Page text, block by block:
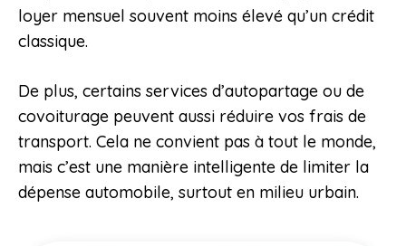
loyer mensuel souvent moins élevé qu’un crédit
classique.
De plus, certains services d’autopartage ou de
covoiturage peuvent aussi réduire vos frais de
transport. Cela ne convient pas à tout le monde,
mais c’est une manière intelligente de limiter la
dépense automobile, surtout en milieu urbain.